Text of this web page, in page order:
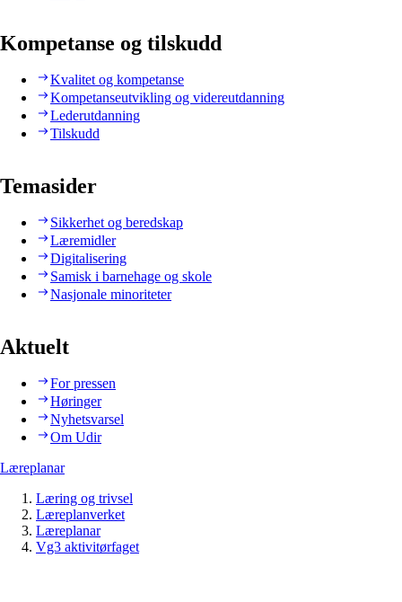
Kompetanse og tilskudd
Kvalitet og kompetanse
Kompetanseutvikling og videreutdanning
Lederutdanning
Tilskudd
Temasider
Sikkerhet og beredskap
Læremidler
Digitalisering
Samisk i barnehage og skole
Nasjonale minoriteter
Aktuelt
For pressen
Høringer
Nyhetsvarsel
Om Udir
Læreplanar
Læring og trivsel
Læreplanverket
Læreplanar
Vg3 aktivitørfaget